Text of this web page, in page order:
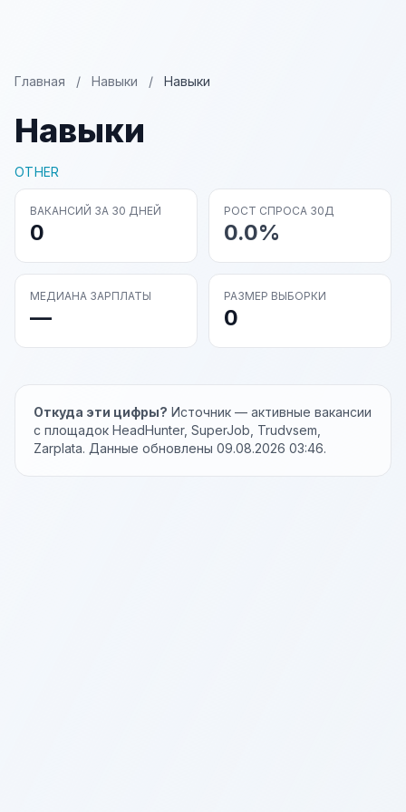
Главная / Навыки / Навыки
Навыки
OTHER
ВАКАНСИЙ ЗА 30 ДНЕЙ
0
РОСТ СПРОСА 30Д
0.0%
МЕДИАНА ЗАРПЛАТЫ
—
РАЗМЕР ВЫБОРКИ
0
Откуда эти цифры? Источник — активные вакансии
с площадок HeadHunter, SuperJob, Trudvsem,
Zarplata. Данные обновлены 09.08.2026 03:46.